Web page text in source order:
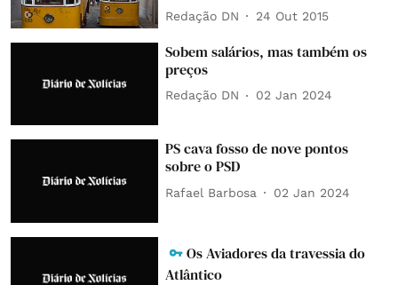
Redação DN 24 Out 2015
Sobem salários, mas também os
preços
Redação DN 02 Jan 2024
PS cava fosso de nove pontos
sobre o PSD
Rafael Barbosa 02 Jan 2024
Os Aviadores da travessia do
Atlântico